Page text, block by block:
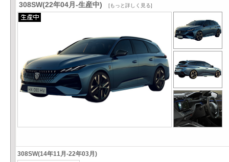
308SW(22年04月-生産中) [もっと詳しく見る]
308SW(14年11月-22年03月)